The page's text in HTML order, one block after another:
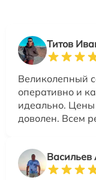
Титов
Великолепный
оперативно и
идеально.
доволен. Всем
Васильев